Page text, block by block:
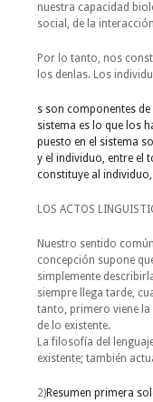
nuestra capacidad
social, de la
Por lo tanto, nos
los denlas. Los
s son componentes
sistema es lo que los
puesto en el sistema
y el individuo, entre el
constituye al
LOS ACTOS
Nuestro sentido
concepción supone
simplemente
siempre llega tarde,
tanto, primero viene la
de lo existente.
La filosofía del
existente; también
2)Resumen primera